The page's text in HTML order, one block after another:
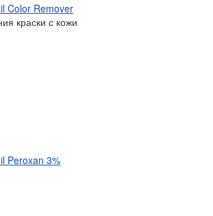
Color Remover
краски с кожи
Peroxan 3%